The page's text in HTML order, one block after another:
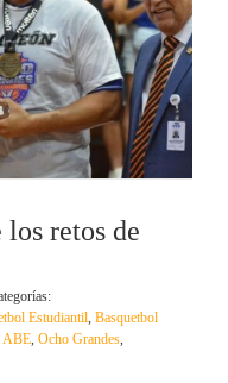
retos de
Estudiantil Basquetbol
ABE Ocho Grandes